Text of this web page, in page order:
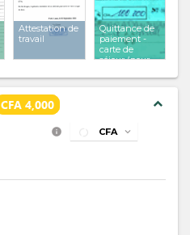
Attestation de
travail
Quittance de
paiement -
carte de
séjour (pour
séjour
CFA 4,000 expand_less
info CFA expand_more